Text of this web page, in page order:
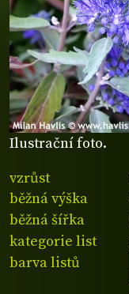
Ilustrační foto.
vzrůst
běžná výška
běžná šířka
kategorie list
barva listů